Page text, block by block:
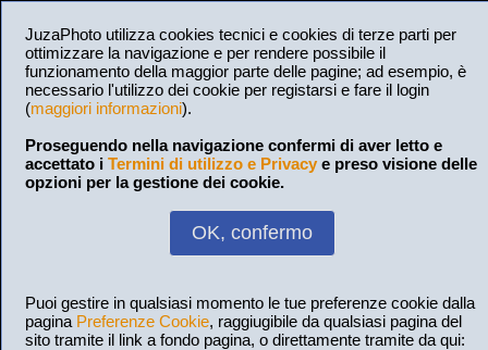
JuzaPhoto utilizza cookies tecnici e cookies di terze parti per
ottimizzare la navigazione e per rendere possibile il
funzionamento della maggior parte delle pagine; ad esempio, è
necessario l'utilizzo dei cookie per registarsi e fare il login
(maggiori informazioni).
Proseguendo nella navigazione confermi di aver letto e
accettato i Termini di utilizzo e Privacy e preso visione delle
opzioni per la gestione dei cookie.
OK, confermo
Puoi gestire in qualsiasi momento le tue preferenze cookie dalla
pagina Preferenze Cookie, raggiugibile da qualsiasi pagina del
sito tramite il link a fondo pagina, o direttamente tramite da qui: